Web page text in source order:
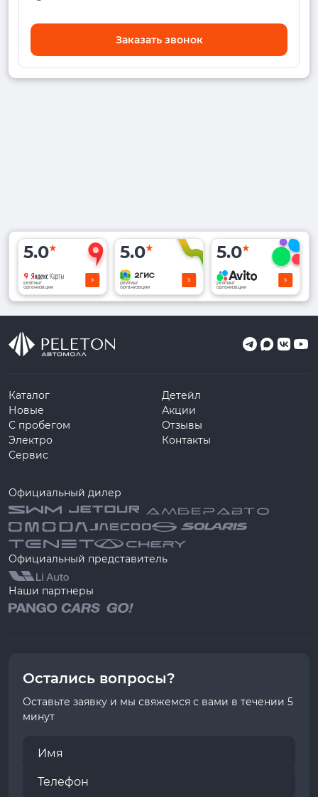
Заказать звонок
5.0
рейтинг
организации
5.0
рейтинг
организации
5.0
рейтинг
организации
Каталог
Новые
С пробегом
Электро
Сервис
Детейл
Акции
Отзывы
Контакты
Официальный дилер
Официальный представитель
Наши партнеры
Остались вопросы?
Оставьте заявку и мы свяжемся с вами в течении 5
минут